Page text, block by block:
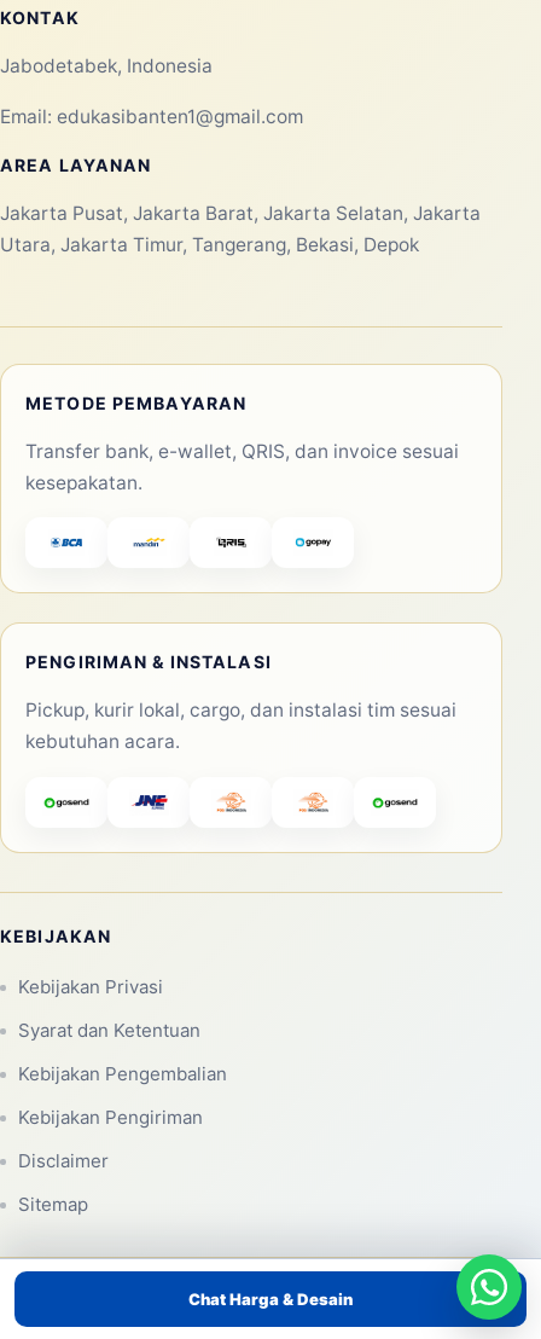
Chat Harga & Desain
KONTAK
Jabodetabek, Indonesia
Email: edukasibanten1@gmail.com
AREA LAYANAN
Jakarta Pusat, Jakarta Barat, Jakarta Selatan, Jakarta
Utara, Jakarta Timur, Tangerang, Bekasi, Depok
METODE PEMBAYARAN
Transfer bank, e-wallet, QRIS, dan invoice sesuai
kesepakatan.
PENGIRIMAN & INSTALASI
Pickup, kurir lokal, cargo, dan instalasi tim sesuai
kebutuhan acara.
KEBIJAKAN
Kebijakan Privasi
Syarat dan Ketentuan
Kebijakan Pengembalian
Kebijakan Pengiriman
Disclaimer
Sitemap
© 2026 Laksana Balon. Seluruh hak cipta dilindungi.